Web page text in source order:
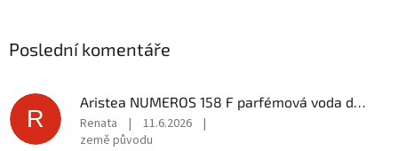
Poslední komentáře
R
Aristea NUMEROS 158 F parfémová voda dámská 50 ml
Renata | 11.6.2026
|
země původu